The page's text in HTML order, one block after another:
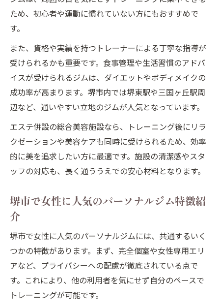
ため、初心者や運動に慣れていない方にもおすすめで
す。
また、資格や実績を持つトレーナーによる丁寧な指導が
受けられるかも重要です。食事管理や生活習慣のアドバ
イスが受けられるジムは、ダイエットやボディメイクの
成功率が高まります。堺市内では堺東駅や三国ヶ丘駅周
辺など、通いやすい立地のジムが人気となっています。
エステ併設の総合美容施設なら、トレーニング後にリラ
クゼーションや美容ケアも同時に受けられるため、効率
的に美を追求したい方に最適です。施設の清潔感やスタ
ッフの対応も、長く通ううえでの安心材料となります。
堺市で女性に人気のパーソナルジム特徴紹
介
堺市で女性に人気のパーソナルジムには、共通するいく
つかの特徴があります。まず、完全個室や女性専用エリ
アなど、プライバシーへの配慮が徹底されている点で
す。これにより、他の利用者を気にせず自分のペースで
トレーニングが可能です。